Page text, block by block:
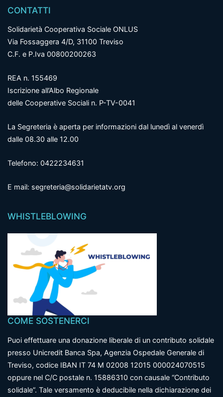
CONTATTI
Solidarietà Cooperativa Sociale ONLUS
Via Fossaggera 4/D, 31100 Treviso
C.F. e P.Iva 00800200263
REA n. 155469
Iscrizione all’Albo Regionale
delle Cooperative Sociali n. P-TV-0041
La Segreteria è aperta per informazioni dal lunedì al venerdì
dalle 08.30 alle 12.00
Telefono: 0422234631
E mail: segreteria@solidarietatv.org
WHISTLEBLOWING
COME SOSTENERCI
Puoi effettuare una donazione liberale di un contributo solidale
presso Unicredit Banca Spa, Agenzia Ospedale Generale di
Treviso, codice IBAN IT 74 M 02008 12015 000024070515
oppure nel C/C postale n. 15886310 con causale “Contributo
solidale”. Tale versamento è deducibile nella dichiarazione dei